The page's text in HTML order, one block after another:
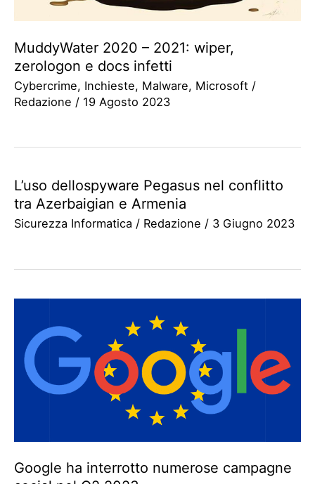
MuddyWater 2020 – 2021: wiper,
zerologon e docs infetti
Cybercrime, Inchieste, Malware, Microsoft /
Redazione / 19 Agosto 2023
L’uso dellospyware Pegasus nel conflitto
tra Azerbaigian e Armenia
Sicurezza Informatica / Redazione / 3 Giugno 2023
Google ha interrotto numerose campagne